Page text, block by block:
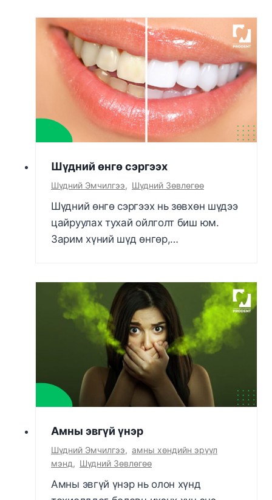
Шүдний өнгө сэргээх
Шүдний Эмчилгээ, Шүдний Зөвлөгөө
Шүдний өнгө сэргээх нь зөвхөн шүдээ
цайруулах тухай ойлголт биш юм.
Зарим хүний шүд өнгөр,…
Амны эвгүй үнэр
Шүдний Эмчилгээ, амны хөндийн эрүүл
мэнд, Шүдний Зөвлөгөө
Амны эвгүй үнэр нь олон хүнд